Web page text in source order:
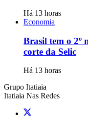
Há 13 horas
Economia
Brasil tem o 2º
corte da Selic
Há 13 horas
Grupo Itatiaia
Itatiaia Nas Redes